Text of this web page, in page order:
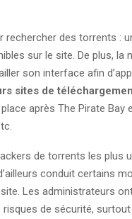
rechercher des torrents :
sur le site. De plus, la
son interface afin
sites de
après The Pirate Bay
de torrents les plus
conduit certains
Les administrateurs
de sécurité, surtout